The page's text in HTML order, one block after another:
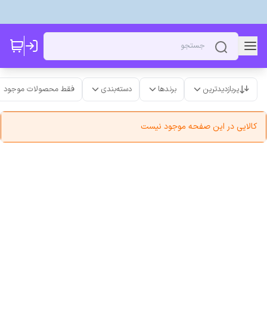
پربازدیدترین برندها دسته‌بندی فقط محصولات موجود
کالایی در این صفحه موجود نیست